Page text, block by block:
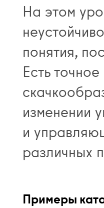
На этом
понятия,
Есть
изменении
и
различных
Примеры